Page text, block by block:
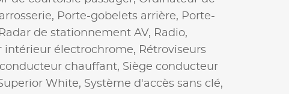
Porte-gobelets arrière, Porte-
Radar de stationnement AV, Radio,
intérieur électrochrome, Rétroviseurs
chauffant, Siège conducteur
White, Système d'accès sans clé,